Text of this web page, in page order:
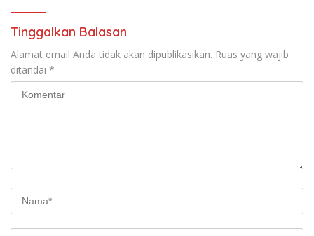
Tinggalkan Balasan
Alamat email Anda tidak akan dipublikasikan. Ruas yang wajib
ditandai *